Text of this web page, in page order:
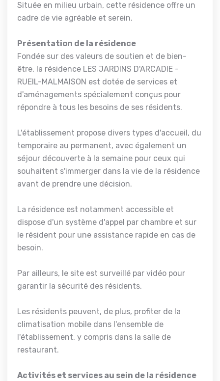
Située en milieu urbain, cette résidence offre un
cadre de vie agréable et serein.
Présentation de la résidence
Fondée sur des valeurs de soutien et de bien-
être, la résidence LES JARDINS D'ARCADIE -
RUEIL-MALMAISON est dotée de services et
d'aménagements spécialement conçus pour
répondre à tous les besoins de ses résidents.
L'établissement propose divers types d'accueil, du
temporaire au permanent, avec également un
séjour découverte à la semaine pour ceux qui
souhaitent s'immerger dans la vie de la résidence
avant de prendre une décision.
La résidence est notamment accessible et
dispose d'un système d'appel par chambre et sur
le résident pour une assistance rapide en cas de
besoin.
Par ailleurs, le site est surveillé par vidéo pour
garantir la sécurité des résidents.
Les résidents peuvent, de plus, profiter de la
climatisation mobile dans l'ensemble de
l'établissement, y compris dans la salle de
restaurant.
Activités et services au sein de la résidence